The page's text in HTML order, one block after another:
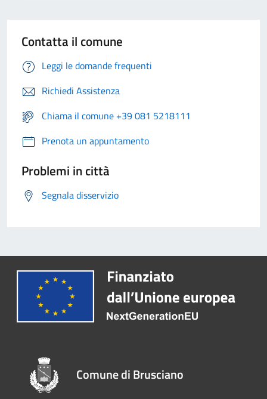
Contatta il comune
Leggi le domande frequenti
Richiedi Assistenza
Chiama il comune +39 081 5218111
Prenota un appuntamento
Problemi in città
Segnala disservizio
Comune di Brusciano